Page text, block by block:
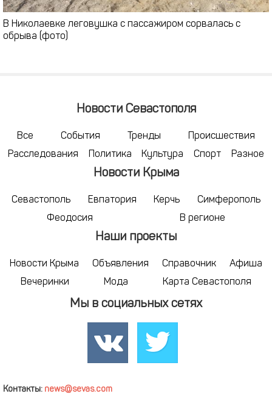
В Николаевке леговушка с пассажиром сорвалась с
обрыва (фото)
Новости Севастополя
Все События Тренды
Происшествия
Расследования
Политика Культура Спорт Разное
Новости Крыма
Севастополь Евпатория Керчь
Симферополь
Феодосия
В регионе
Наши проекты
Новости Крыма Объявления Справочник
Афиша
Вечеринки
Мода Карта Севастополя
Мы в социальных сетях
Контакты: news@sevas.com